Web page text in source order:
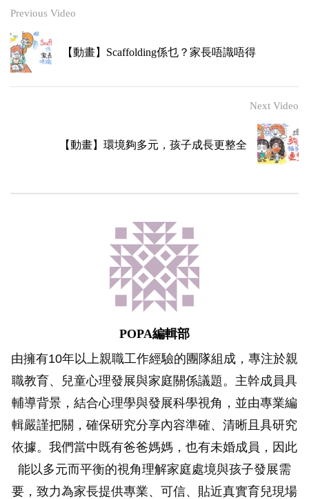
Previous Video
【動畫】Scaffolding係乜？家長唔識唔得
Next Video
【動畫】環境夠多元，孩子成長更整全
POPA編輯部
由擁有10年以上親職工作經驗的團隊組成，專注於親
職教育、兒童心理發展與家庭關係議題。主幹成員具
輔導背景，結合心理學與發展科學視角，並由專業編
輯嚴謹把關，確保研究分享內容準確、清晰且具研究
依據。我們當中既有爸爸媽媽，也有未婚成員，因此
能以多元而平衡的視角理解家庭處境與孩子發展需
要，致力為家長提供專業、可信、貼近真實育兒現場